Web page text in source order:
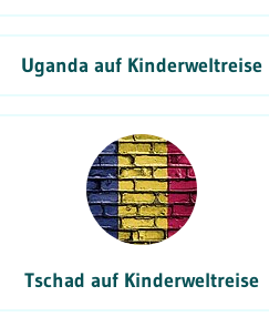
Uganda auf Kinderweltreise
Tschad auf Kinderweltreise